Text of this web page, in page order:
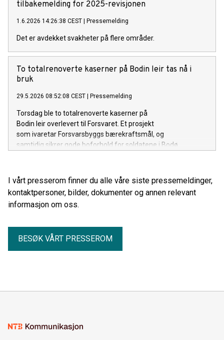
tilbakemelding for 2025-revisjonen
1.6.2026 14:26:38 CEST Pressemelding
Det er avdekket svakheter på flere områder.
​​To totalrenoverte kaserner på Bodin leir tas nå i
bruk​
29.5.2026 08:52:08 CEST Pressemelding
Torsdag ble to totalrenoverte kaserner på
Bodin leir overlevert til Forsvaret. Et prosjekt
som ivaretar Forsvarsbyggs bærekraftsmål, og
samtidig sikrer gode boforhold for soldatene i Bodø.
I vårt presserom finner du alle våre siste pressemeldinger,
kontaktpersoner, bilder, dokumenter og annen relevant
informasjon om oss.
BESØK VÅRT PRESSEROM